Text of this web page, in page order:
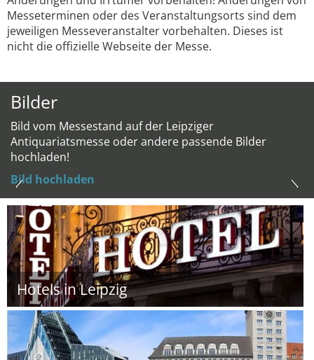
Messeterminen oder des Veranstaltungsorts sind dem
jeweiligen Messeveranstalter vorbehalten. Dieses ist
nicht die offizielle Webseite der Messe.
Bilder
Bild vom Messestand auf der Leipziger
Antiquariatsmesse oder andere passende Bilder
hochladen!
Bild hochladen
Hotels in Leipzig